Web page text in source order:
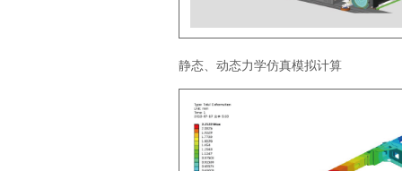
静态、动态力学仿真模拟计算